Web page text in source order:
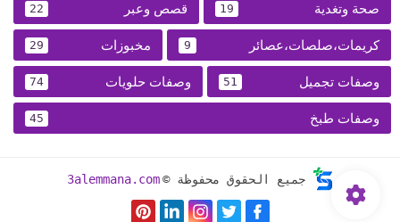
صحة وتغدية 19 قصص وعبر 22
كريمات،صلصات،عصائر 9 مخبوزات 29
وصفات تجميل 51 وصفات حلويات 74
وصفات طبخ 45
جميع الحقوق محفوظة © 3alemmana.com